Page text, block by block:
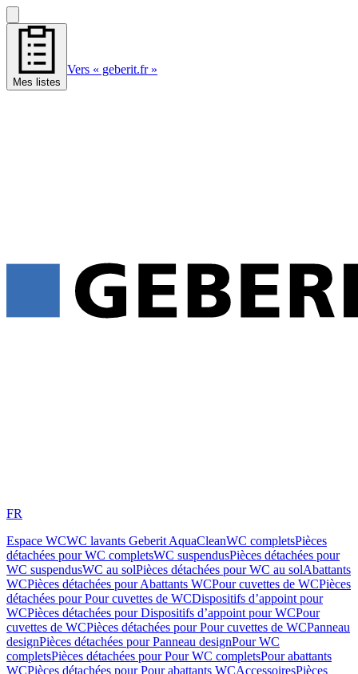
Mes listes
Vers « geberit.fr »
FR
Espace WCWC lavants Geberit AquaCleanWC completsPièces
détachées pour WC completsWC suspendusPièces détachées pour
WC suspendusWC au solPièces détachées pour WC au solAbattants
WCPièces détachées pour Abattants WCPour cuvettes de WCPièces
détachées pour Pour cuvettes de WCDispositifs d’appoint pour
WCPièces détachées pour Dispositifs d’appoint pour WCPour
cuvettes de WCPièces détachées pour Pour cuvettes de WCPanneau
designPièces détachées pour Panneau designPour WC
completsPièces détachées pour Pour WC completsPour abattants
WCPièces détachées pour Pour abattants WCAccessoiresPièces